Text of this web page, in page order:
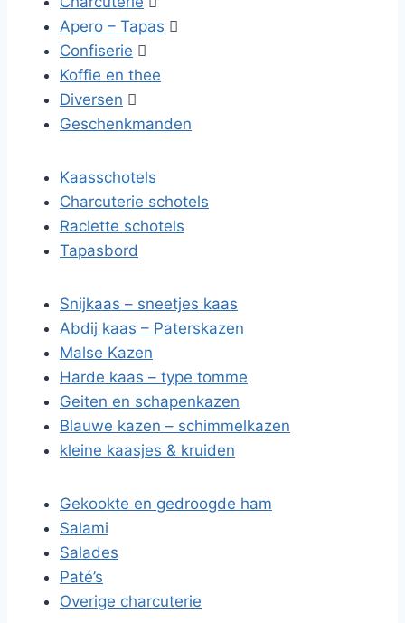
Apero – Tapas 
Confiserie 
Koffie en thee
Diversen 
Geschenkmanden
Kaasschotels
Charcuterie schotels
Raclette schotels
Tapasbord
Snijkaas – sneetjes kaas
Abdij kaas – Paterskazen
Malse Kazen
Harde kaas – type tomme
Geiten en schapenkazen
Blauwe kazen – schimmelkazen
kleine kaasjes & kruiden
Gekookte en gedroogde ham
Salami
Salades
Paté’s
Overige charcuterie